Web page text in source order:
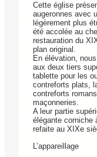
Cette église
augeronnes avec
légèrement plus
été accolée au
restauration du
plan original.
En élévation,
aux deux tiers
tablette pour les
contreforts plats,
contreforts
maçonneries.
A leur partie
élégante corniche
refaite au XIXe
L’appareillage